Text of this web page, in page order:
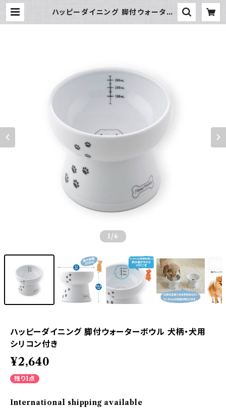
ハッピーダイニング 脚付ウォーター
1 /6
ハッピーダイニング 脚付ウォーターボウル 犬柄・犬用
シリコン付き
¥2,640
残り1点
International shipping available